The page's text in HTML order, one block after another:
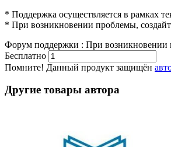
* Поддержка осуществляется в рамках
* При возникновении проблемы,
Форум поддержки : При возникновении
Бесплатно
Помните! Данный продукт защищён
Другие товары автора